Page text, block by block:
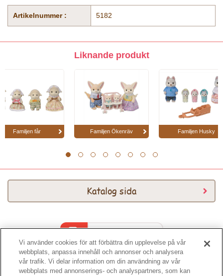
Artikelnummer : 5182
Liknande produkt
Familjen får Familjen Ökenräv Familjen Husky
Katalog sida
Vi använder cookies för att förbättra din upplevelse på vår
webbplats, anpassa innehåll och annonser och analysera
vår trafik. Vi delar information om din användning av vår
webbplats med annonserings- och analyspartners, som kan